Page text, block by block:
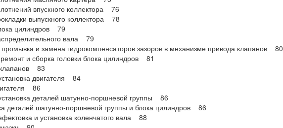
впускного коллектора 76
выпускного коллектора 78
цилиндров 79
вала 79
и замена гидрокомпенсаторов зазоров в механизме привода клапанов 80
и сборка головки блока цилиндров 81
83
двигателя 84
86
деталей шатунно-поршневой группы 86
деталей шатунно-поршневой группы и блока цилиндров 86
и установка коленчатого вала 88